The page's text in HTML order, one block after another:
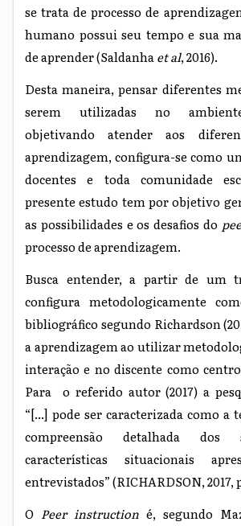
se trata de processo de
humano possui seu tempo e sua
de aprender (Saldanhaet al, 2016).
Desta maneira, pensar diferentes
serem utilizadas no
objetivando atender aos
aprendizagem, configura-se como
docentes e toda comunidade
presente estudo tem por objetivo
as possibilidades e os desafios do
processo de aprendizagem.
Busca entender, a partir de um
configura metodologicamente
bibliográfico segundo Richardson
a aprendizagem ao utilizar
interação e no discente como centro
Para o referido autor (2017) a
“[...] pode ser caracterizada como a
compreensão detalhada dos
características situacionais
entrevistados” (RICHARDSON, 2017,
O Peer instruction é, segundo